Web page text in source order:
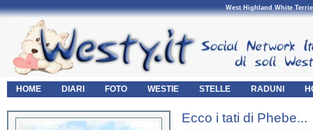
West Highland White
HOME DIARI FOTO WESTIE STELLE RADUNI
Ecco i tati di Phebe...